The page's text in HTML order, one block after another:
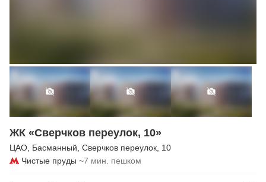
ЖК «Сверчков переулок, 10»
ЦАО Басманный Сверчков переулок , 10
Чистые пруды ~7 мин. пешком